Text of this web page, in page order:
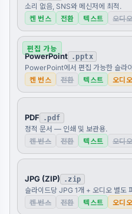
소리 없음, SNS와 메신저에 최적.
켄 번스
전환 텍스트 오디오
편집 가능
PowerPoint .pptx
PowerPoint에서 편집 가능한 슬라
켄 번스
전환 텍스트 오디오
PDF .pdf
정적 문서 — 인쇄 및 보관용.
켄 번스
전환 텍스트 오디오
JPG (ZIP) .zip
슬라이드당 JPG 1개 + 오디오 별도
켄 번스
전환 텍스트 오디오